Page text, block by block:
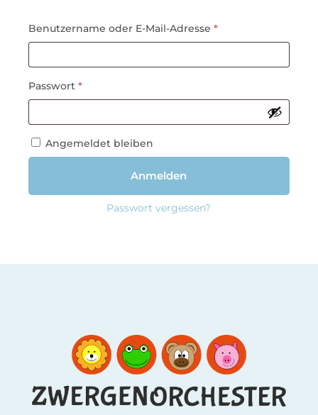
Benutzername oder E-Mail-Adresse *Erforderlich
Passwort *Erforderlich
Angemeldet bleiben
Anmelden
Passwort vergessen?